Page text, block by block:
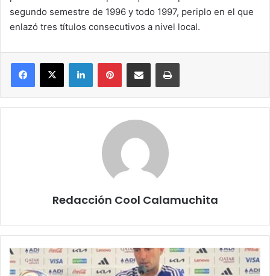
segundo semestre de 1996 y todo 1997, periplo en el que
enlazó tres títulos consecutivos a nivel local.
Facebook
X LinkedInPinterestCompartir por correo electrónicoImprimir
Redacción Cool Calamuchita
Scaloni,
palpita